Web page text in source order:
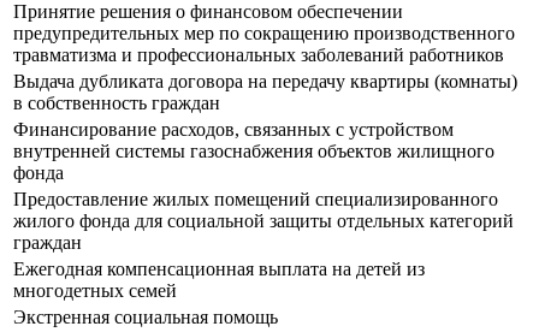
Принятие решения о финансовом обеспечении
предупредительных мер по сокращению производственного
травматизма и профессиональных заболеваний работников
Выдача дубликата договора на передачу квартиры (комнаты)
в собственность граждан
Финансирование расходов, связанных с устройством
внутренней системы газоснабжения объектов жилищного
фонда
Предоставление жилых помещений специализированного
жилого фонда для социальной защиты отдельных категорий
граждан
Ежегодная компенсационная выплата на детей из
многодетных семей
Экстренная социальная помощь